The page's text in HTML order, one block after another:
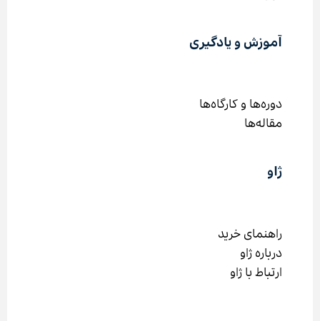
آموزش و یادگیری
دوره‌ها و کارگاه‌ها
مقاله‌ها
ژاو
راهنمای خرید
درباره ژاو
ارتباط با ژاو